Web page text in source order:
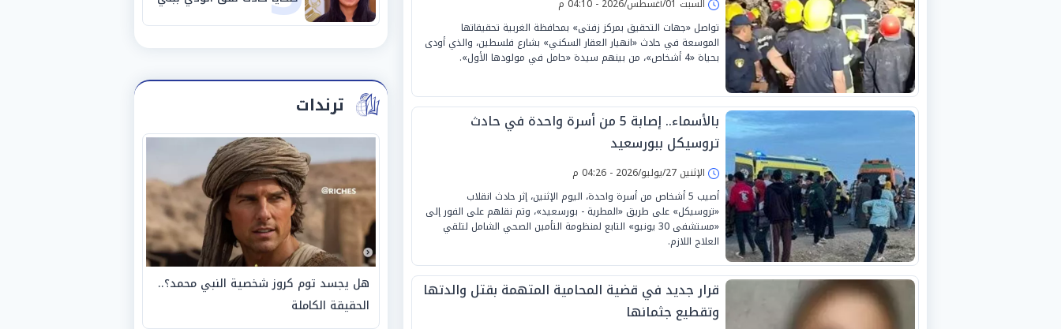
السبت 01/أغسطس/2026 - 04:10 م
تواصل «جهات التحقيق بمركز زفتى» بمحافظة الغربية تحقيقاتها
الموسعة في حادث «انهيار العقار السكني» بشارع فلسطين، والذي أودى
بحياة «4 أشخاص»، من بينهم سيدة «حامل في مولودها الأول».
بالأسماء.. إصابة 5 من أسرة واحدة في حادث
تروسيكل ببورسعيد
الإثنين 27/يوليو/2026 - 04:26 م
أصيب 5 أشخاص من أسرة واحدة، اليوم الإثنين، إثر حادث انقلاب
«تروسيكل» على طريق «المطرية - بورسعيد»، وتم نقلهم على الفور إلى
«مستشفى 30 يونيو» التابع لمنظومة التأمين الصحي الشامل لتلقي
العلاج اللازم.
قرار جديد في قضية المحامية المتهمة بقتل والدتها
وتقطيع جثمانها
سويف
ترندات
هل يجسد توم كروز شخصية النبي محمد؟..
الحقيقة الكاملة